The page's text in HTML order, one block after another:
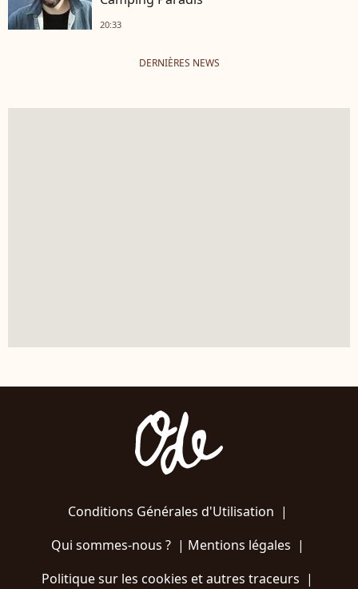
20:33
DERNIÈRES NEWS
Conditions Générales d'Utilisation |
Qui sommes-nous ?| Mentions légales |
Politique sur les cookies et autres traceurs |